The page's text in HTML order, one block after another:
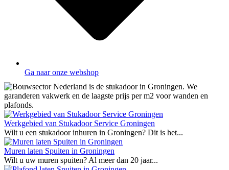
Ga naar onze webshop
Werkgebied van Stukadoor Service Groningen
Wilt u een stukadoor inhuren in Groningen? Dit is het...
Muren laten Spuiten in Groningen
Wilt u uw muren spuiten? Al meer dan 20 jaar...